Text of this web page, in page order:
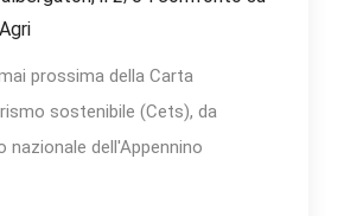
prossima della Carta
sostenibile (Cets), da
nazionale dell'Appennino